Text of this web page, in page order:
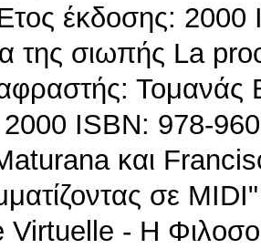
έκδοσης:
της σιωπής La
Τομανάς
ISBN: 978-
και
σε
- Η